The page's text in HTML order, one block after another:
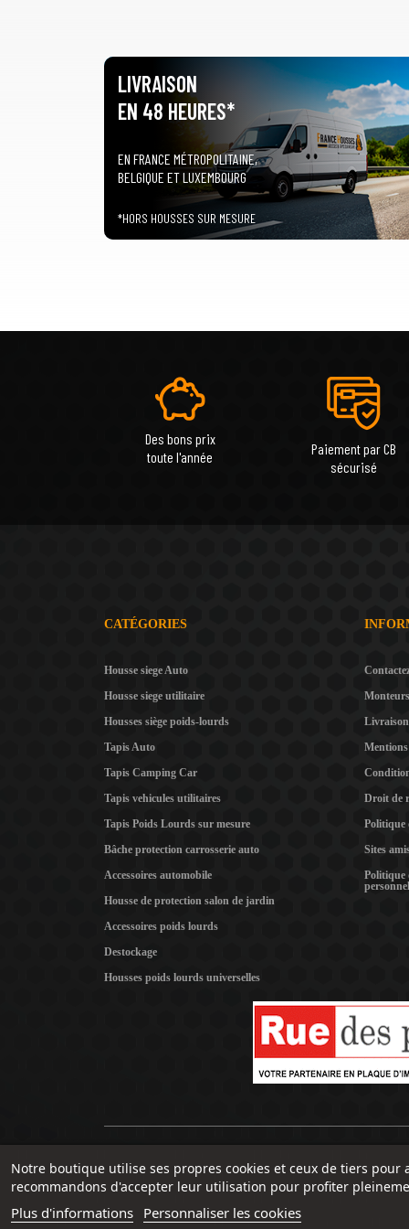
LIVRAISON
EN 48 HEURES*
EN FRANCE MÉTROPOLITAINE,
BELGIQUE ET LUXEMBOURG
*HORS HOUSSES SUR MESURE
Des bons prix
toute l'année
Paiement par CB
sécurisé
CATÉGORIES
Housse siege Auto
Housse siege utilitaire
Housses siège poids-lourds
Tapis Auto
Tapis Camping Car
Tapis vehicules utilitaires
Tapis Poids Lourds sur mesure
Bâche protection carrosserie auto
Accessoires automobile
Housse de protection salon de jardin
Accessoires poids lourds
Destockage
Housses poids lourds universelles
Monteurs
Livraison
Mentions
Droit de
Politique
Sites
Politique
Notre boutique utilise ses propres cookies et ceux de tiers
recommandons d'accepter leur utilisation pour profiter
Plus d'informations Personnaliser les cookies